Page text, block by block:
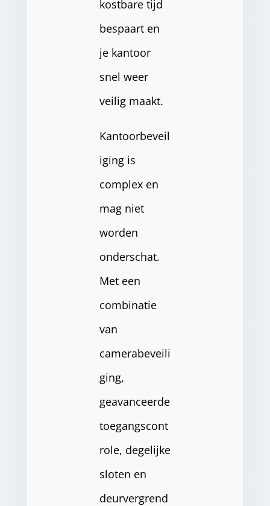
kostbare tijd
bespaart en
je kantoor
snel weer
veilig maakt.
Kantoorbeveil
iging is
complex en
mag niet
worden
onderschat.
Met een
combinatie
van
camerabeveili
ging,
geavanceerde
toegangscont
role, degelijke
sloten en
deurvergrend